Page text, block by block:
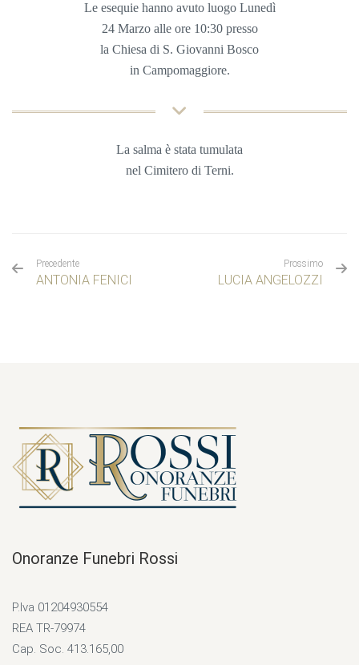
Le esequie hanno avuto luogo Lunedì
24 Marzo alle ore10:30 presso
la Chiesa di S. Giovanni Bosco
in Campomaggiore.
La salma è stata tumulata
nel Cimitero di Terni.
Precedente
ANTONIA FENICI
Prossimo
LUCIA ANGELOZZI
Onoranze Funebri Rossi
P.Iva 01204930554
REA TR-79974
Cap. Soc. 413.165,00